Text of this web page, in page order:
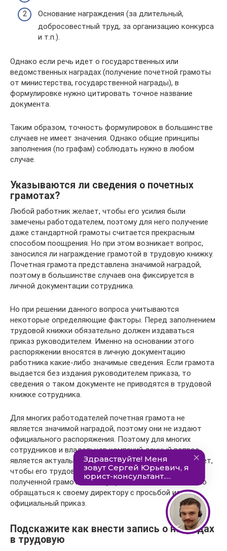
Основание награждения (за длительный,
добросовестный труд, за организацию конкурса
и т.п.).
Однако если речь идет о государственных или
ведомственных наградах (получение почетной грамоты
от министерства, государственной награды), в
формулировке нужно цитировать точное название
документа.
Таким образом, точность формулировок в большинстве
случаев не имеет значения. Однако общие принципы
заполнения (по графам) соблюдать нужно в любом
случае.
Указываются ли сведения о почетных
грамотах?
Любой работник желает, чтобы его усилия были
замечены работодателем, поэтому для него получение
даже стандартной грамоты считается прекрасным
способом поощрения. Но при этом возникает вопрос,
заносился ли награждение грамотой в трудовую книжку.
Почетная грамота представлена значимой наградой,
поэтому в большинстве случаев она фиксируется в
личной документации сотрудника.
Но при решении данного вопроса учитываются
некоторые определяющие факторы. Перед заполнением
трудовой книжки обязательно должен издаваться
приказ руководителем. Именно на основании этого
распоряжении вносятся в личную документацию
работника какие-либо значимые сведения. Если грамота
выдается без издания руководителем приказа, то
сведения о таком документе не приводятся в трудовой
книжке сотрудника.
Для многих работодателей почетная грамота не
является значимой наградой, поэтому они не издают
официального распоряжения. Поэтому для многих
сотрудников и владельцев компаний данный вопрос
является актуальным и спорным. Если работник желает,
чтобы его трудовая книжка содержала данные о
полученной грамоте, то ему придется самостоятельно
обращаться к своему директору с просьбой издать
официальный приказ.
Подскажите как внести запись о наградах
в трудовую